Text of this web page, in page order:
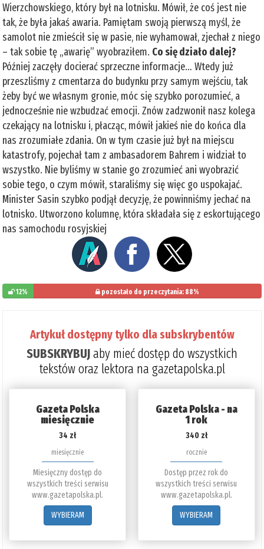
Wierzchowskiego, który był na lotnisku. Mówił, że coś jest nie
tak, że była jakaś awaria. Pamiętam swoją pierwszą myśl, że
samolot nie zmieścił się w pasie, nie wyhamował, zjechał z niego
– tak sobie tę „awarię” wyobraziłem. Co się działo dalej?
Później zaczęły docierać sprzeczne informacje… Wtedy już
przeszliśmy z cmentarza do budynku przy samym wejściu, tak
żeby być we własnym gronie, móc się szybko porozumieć, a
jednocześnie nie wzbudzać emocji. Znów zadzwonił nasz kolega
czekający na lotnisku i, płacząc, mówił jakieś nie do końca dla
nas zrozumiałe zdania. On w tym czasie już był na miejscu
katastrofy, pojechał tam z ambasadorem Bahrem i widział to
wszystko. Nie byliśmy w stanie go zrozumieć ani wyobrazić
sobie tego, o czym mówił, staraliśmy się więc go uspokajać.
Minister Sasin szybko podjął decyzję, że powinniśmy jechać na
lotnisko. Utworzono kolumnę, która składała się z eskortującego
nas samochodu rosyjskiej
12% pozostało do przeczytania: 88%
Artykuł dostępny tylko dla subskrybentów
SUBSKRYBUJaby mieć dostęp do wszystkich
tekstów oraz lektora na gazetapolska.pl
Gazeta Polska
miesięcznie
34 zł
miesięcznie
Miesięczny dostęp do
wszystkich treści serwisu
www.gazetapolska.pl.
WYBIERAM
Gazeta Polska - na
1 rok
340 zł
rocznie
Dostęp przez rok do
wszystkich treści serwisu
www.gazetapolska.pl.
WYBIERAM